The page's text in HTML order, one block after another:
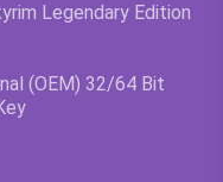
Legendary Edition
(OEM) 32/64 Bit